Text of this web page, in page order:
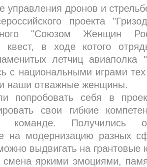
управления дронов и
проекта
"Союзом Женщин
квест, в ходе котого
летчиц
с национальными играми
наши отважные женщины.
попробовать себя в
свои гибкие
команде. Получились
на модернизацию разных
выдвигать на грантовые
смена яркими эмоциями,